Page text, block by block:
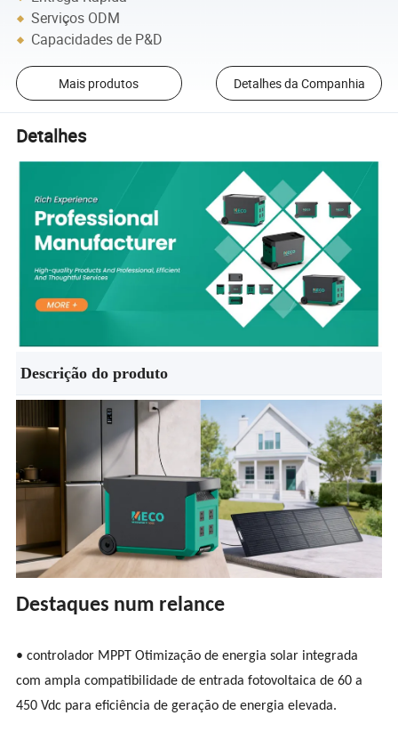
Serviços ODM
Capacidades de P&D
Mais produtos Detalhes da Companhia
Detalhes
Descrição do produto
Destaques num relance
• controlador MPPT Otimização de energia solar integrada
com ampla compatibilidade de entrada fotovoltaica de 60 a
450 Vdc para eficiência de geração de energia elevada.